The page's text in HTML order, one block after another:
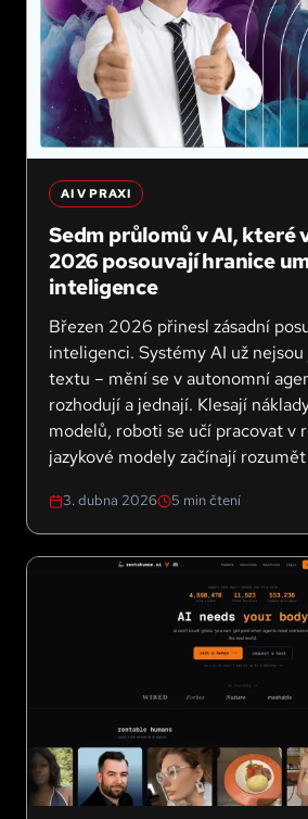
AI V PRAXI
Sedm průlomů v AI, které
2026 posouvají hranice
inteligence
Březen 2026 přinesl zásadní
inteligenci. Systémy AI už
textu – mění se v autonomní
rozhodují a jednají. Klesají
modelů, roboti se učí pracovat v
jazykové modely začínají
Přinášíme přehled sedmi
tohoto měsíce.
3. dubna 2026 5 min čtení